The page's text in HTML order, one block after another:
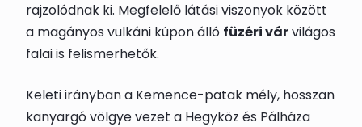
rajzolódnak ki. Megfelelő látási viszonyok között
a magányos vulkáni kúpon álló füzéri várvilágos
falai is felismerhetők.
Keleti irányban a Kemence-patak mély, hosszan
kanyargó völgye vezet a Hegyköz és Pálháza